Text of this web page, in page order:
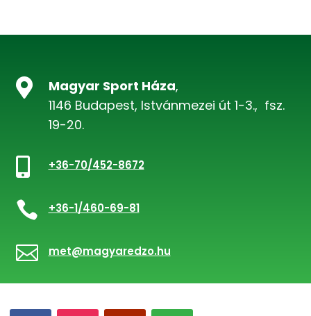
 Magyar Sport Háza,
1146 Budapest, Istvánmezei út 1-3., fsz.
19-20.
 +36-70/452-8672
 +36-1/460-69-81
 met@magyaredzo.hu